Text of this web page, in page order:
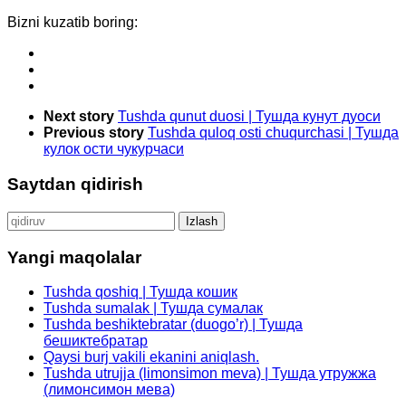
Bizni kuzatib boring:
Next story Tushda qunut duosi | Тушда кунут дуоси
Previous story Tushda quloq osti chuqurchasi | Тушда
кулок ости чукурчаси
Saytdan qidirish
Qidirshish:
Yangi maqolalar
Tushda qoshiq | Тушда кошик
Tushda sumalak | Тушда сумалак
Tushda beshiktebratar (duogo’r) | Тушда
бешиктебратар
Qaysi burj vakili ekanini aniqlash.
Tushda utrujja (limonsimon meva) | Тушда утружжа
(лимонсимон мева)